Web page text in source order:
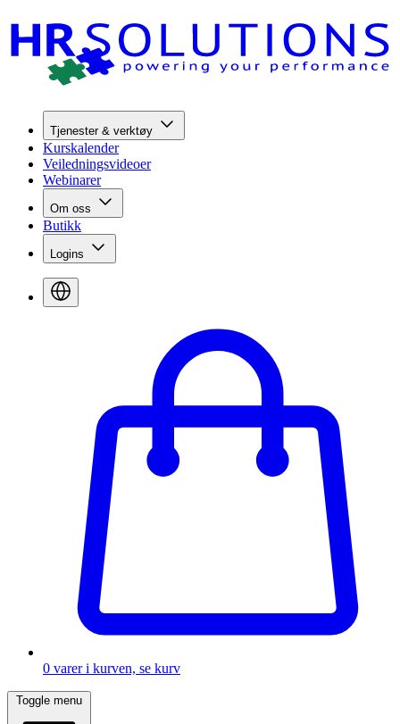
Tjenester & verktøy
Kurskalender
Veiledningsvideoer
Webinarer
Om oss
Butikk
Logins
0 varer i kurven, se kurv
Toggle menu